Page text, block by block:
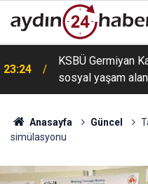
23:24
KSBÜ Germiyan
sosyal yaşam
Anasayfa Güncel
simülasyonu